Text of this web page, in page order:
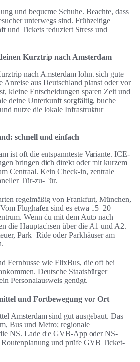
und bequeme Schuhe. Beachte, dass
unterwegs sind. Frühzeitige
und Tickets reduziert Stress und
Kurztrip nach Amsterdam
nach Amsterdam lohnt sich gute
Anreise aus Deutschland planst oder vor
kleine Entscheidungen sparen Zeit und
deine Unterkunft sorgfältig, buche
nutze die lokale Infrastruktur
schnell und einfach
ist oft die entspannteste Variante. ICE-
bringen dich direkt oder mit kurzem
Centraal. Kein Check-in, zentrale
Tür-zu-Tür.
regelmäßig von Frankfurt, München,
Flughafen sind es etwa 15–20
Wenn du mit dem Auto nach
die Hauptachsen über die A1 und A2.
Park+Ride oder Parkhäuser am
Fernbusse wie FlixBus, die oft bei
Deutsche Staatsbürger
Personalausweis genügt.
und Fortbewegung vor Ort
Amsterdam sind gut ausgebaut. Das
Bus und Metro; regionale
NS. Lade die GVB-App oder NS-
und prüfe GVB Ticket-